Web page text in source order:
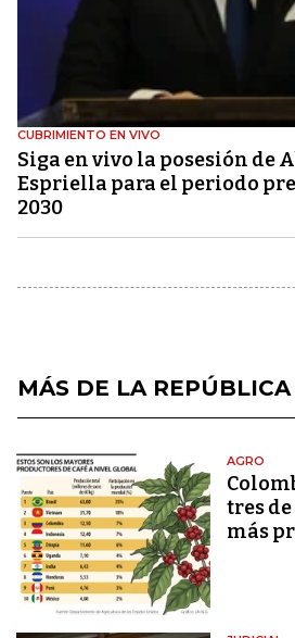
CUBRIMIENTO EN VIVO
Siga en vivo la posesión de
Espriella para el periodo
2030
MÁS DE LA REPÚBLICA
AGRO
tres
más